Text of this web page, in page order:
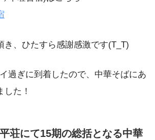
き、ひたすら感謝感激です(T_T)
過ぎに到着したので、中華そばにあ
した！
荘にて15期の総括となる中華